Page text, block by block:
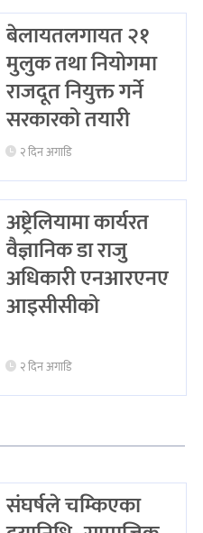
बेलायतलगायत २१
मुलुक तथा नियोगमा
राजदूत नियुक्त गर्ने
सरकारको तयारी
२ दिन अगाडि
अष्ट्रेलियामा कार्यरत
वैज्ञानिक डा राजु
अधिकारी एनआरएनए
आइसीसीको
२ दिन अगाडि
संघर्षले चम्किएका